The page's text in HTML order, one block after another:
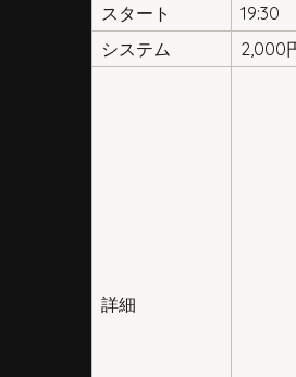
スタート
19:30
システム
2,000
詳細